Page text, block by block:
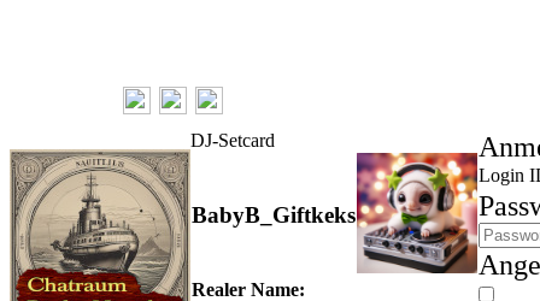
DJ-Setcard
BabyB_Giftkeks
Realer Name:
Login